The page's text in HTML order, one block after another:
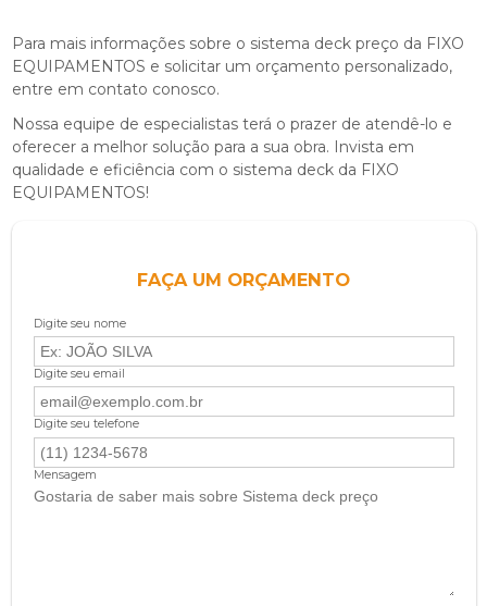
Para mais informações sobre o sistema deck preço da FIXO
EQUIPAMENTOS e solicitar um orçamento personalizado,
entre em contato conosco.
Nossa equipe de especialistas terá o prazer de atendê-lo e
oferecer a melhor solução para a sua obra. Invista em
qualidade e eficiência com o sistema deck da FIXO
EQUIPAMENTOS!
FAÇA UM ORÇAMENTO
Digite seu nome
Digite seu email
Digite seu telefone
Mensagem